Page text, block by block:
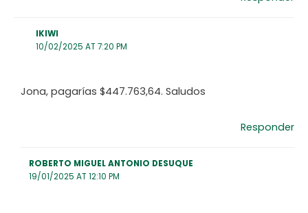
IKIWI
10/02/2025 AT 7:20 PM
Jona, pagarías $447.763,64. Saludos
Responder
ROBERTO MIGUEL ANTONIO DESUQUE
19/01/2025 AT 12:10 PM